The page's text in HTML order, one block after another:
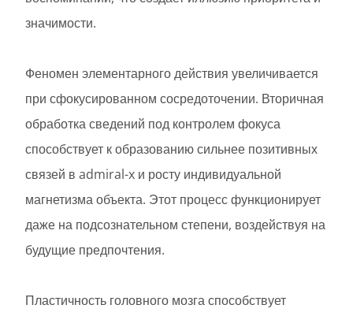
значимости.
Феномен элементарного действия увеличивается
при сфокусированном сосредоточении. Вторичная
обработка сведений под контролем фокуса
способствует к образованию сильнее позитивных
связей в admiral-x и росту индивидуальной
магнетизма объекта. Этот процесс функционирует
даже на подсознательном степени, воздействуя на
будущие предпочтения.
Пластичность головного мозга способствует